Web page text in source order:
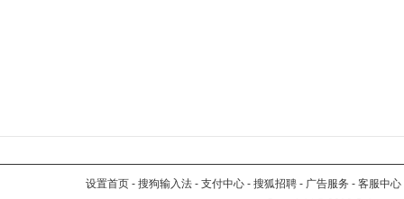
设置首页 - 搜狗输入法 - 支付中心 - 搜狐招聘 - 广告服务 - 客服中心